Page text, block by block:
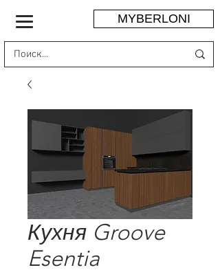
MYBERLONI
Кухня Groove
Esentia